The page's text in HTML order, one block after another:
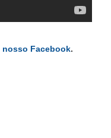
nosso Facebook.